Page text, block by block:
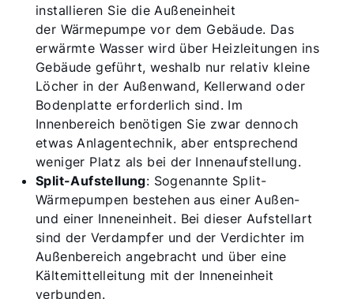
installieren Sie die Außeneinheit
der Wärmepumpe vor dem Gebäude. Das
erwärmte Wasser wird über Heizleitungen ins
Gebäude geführt, weshalb nur relativ kleine
Löcher in der Außenwand, Kellerwand oder
Bodenplatte erforderlich sind. Im
Innenbereich benötigen Sie zwar dennoch
etwas Anlagentechnik, aber entsprechend
weniger Platz als bei der Innenaufstellung.
Split-Aufstellung: Sogenannte Split-
Wärmepumpen bestehen aus einer Außen-
und einer Inneneinheit. Bei dieser Aufstellart
sind der Verdampfer und der Verdichter im
Außenbereich angebracht und über eine
Kältemittelleitung mit der Inneneinheit
verbunden.